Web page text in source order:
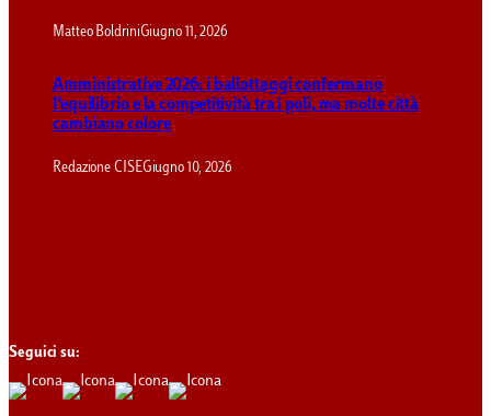
Matteo BoldriniGiugno 11, 2026
Amministrative 2026: i ballottaggi confermano
l’equilibrio e la competitività tra i poli, ma molte città
cambiano colore
Redazione CISEGiugno 10, 2026
Seguici su: